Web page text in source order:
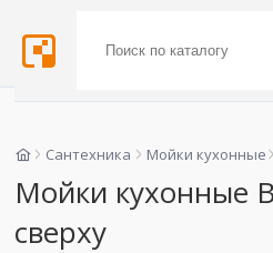
Сантехника Мойки кухонные
Мойки кухонные
сверху